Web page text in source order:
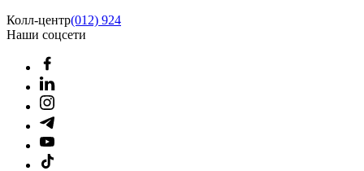
Колл-центр(012) 924
Наши соцсети